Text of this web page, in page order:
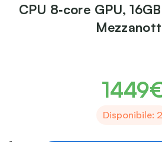
CPU 8‑core GPU,
1449€
Disponibile: 2